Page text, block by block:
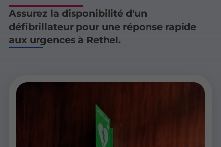
Assurez la disponibilité d'un
défibrillateur pour une réponse rapide
aux urgences à Rethel.